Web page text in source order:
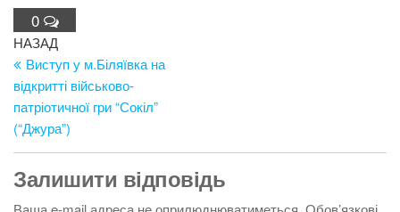
0
Навігація
записів
Попередній
запис
НАЗАД
Виступ у м.Біляївка на
відкритті військово-
патріотичної гри “Сокіл”
(“Джура”)
Залишити відповідь